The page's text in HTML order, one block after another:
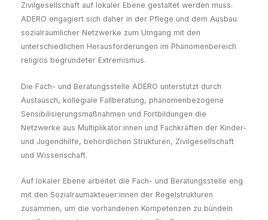
Zivilgesellschaft auf lokaler Ebene gestaltet werden muss.
ADERO engagiert sich daher in der Pflege und dem Ausbau
sozialräumlicher Netzwerke zum Umgang mit den
unterschiedlichen Herausforderungen im Phänomenbereich
religiös begründeter Extremismus.
Die Fach- und Beratungsstelle ADERO unterstützt durch
Austausch, kollegiale Fallberatung, phänomenbezogene
Sensibilisierungsmaßnahmen und Fortbildungen die
Netzwerke aus Multiplikator:innen und Fachkräften der Kinder-
und Jugendhilfe, behördlichen Strukturen, Zivilgesellschaft
und Wissenschaft.
Auf lokaler Ebene arbeitet die Fach- und Beratungsstelle eng
mit den Sozialraumakteuer:innen der Regelstrukturen
zusammen, um die vorhandenen Kompetenzen zu bündeln